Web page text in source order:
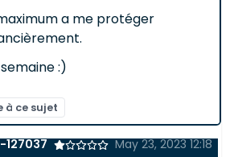
a me protéger
:)
à ce sujet
May 23, 2023 12:18